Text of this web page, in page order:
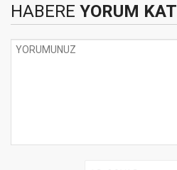
HABERE YORUM KAT